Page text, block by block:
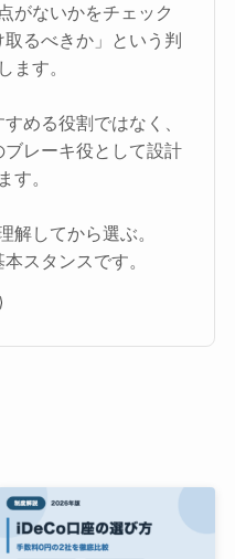
がないかをチェック
るべきか」という判
ます。
める役割ではなく、
レーキ役として設計
す。
解してから選ぶ。
スタンスです。